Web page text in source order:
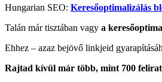
Hungarian SEO: Keresőoptimalizálás
Talán már tisztában vagy a
Ehhez – azaz bejövő linkjeid
Rajtad kívül már több, mint 700